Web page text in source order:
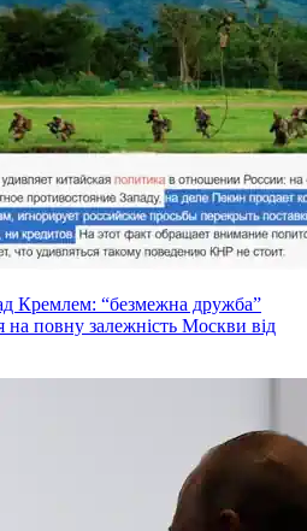
Кремлем: “безмежна дружба”
на повну залежність Москви від